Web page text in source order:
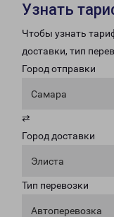
Узнать
Чтобы узнать
доставки, тип
Город отправки
Самара
⇄
Город доставки
Элиста
Тип перевозки
Автоперевозка